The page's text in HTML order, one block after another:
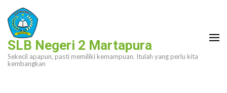
Lompat
ke
konten
(Tekan
Enter)
SLB Negeri 2 Martapura
Sekecil apapun, pasti memiliki kemampuan. Itulah yang perlu kita
kembangkan